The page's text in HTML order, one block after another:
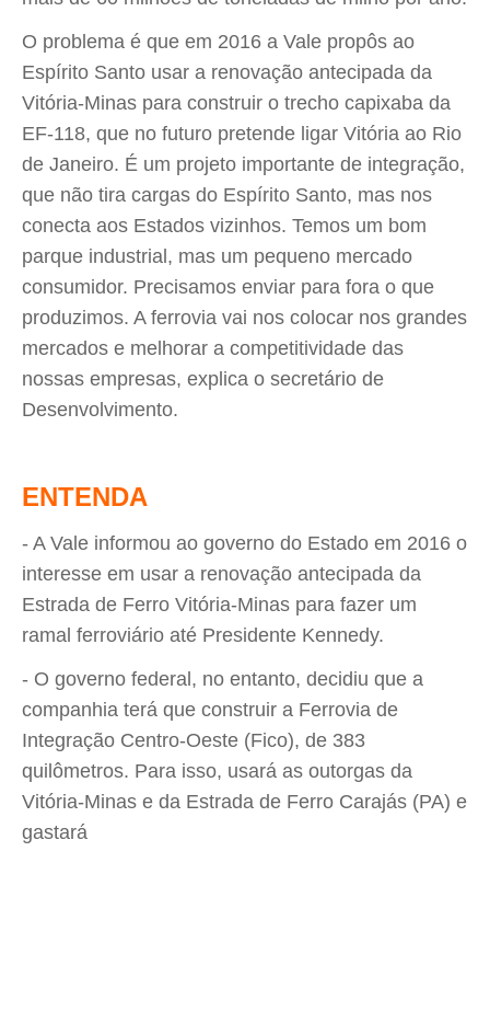
O problema é que em 2016 a Vale propôs ao
Espírito Santo usar a renovação antecipada da
Vitória-Minas para construir o trecho capixaba da
EF-118, que no futuro pretende ligar Vitória ao Rio
de Janeiro. É um projeto importante de integração,
que não tira cargas do Espírito Santo, mas nos
conecta aos Estados vizinhos. Temos um bom
parque industrial, mas um pequeno mercado
consumidor. Precisamos enviar para fora o que
produzimos. A ferrovia vai nos colocar nos grandes
mercados e melhorar a competitividade das
nossas empresas, explica o secretário de
Desenvolvimento.
ENTENDA
- A Vale informou ao governo do Estado em 2016 o
interesse em usar a renovação antecipada da
Estrada de Ferro Vitória-Minas para fazer um
ramal ferroviário até Presidente Kennedy.
- O governo federal, no entanto, decidiu que a
companhia terá que construir a Ferrovia de
Integração Centro-Oeste (Fico), de 383
quilômetros. Para isso, usará as outorgas da
Vitória-Minas e da Estrada de Ferro Carajás (PA) e
gastará